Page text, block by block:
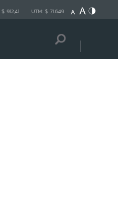
$ 912,41 UTM: $ 71.649